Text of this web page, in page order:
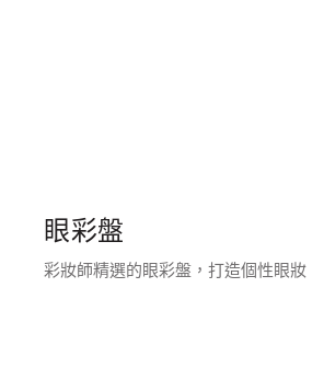
眼彩盤
彩妝師精選的眼彩盤，打造個性眼妝